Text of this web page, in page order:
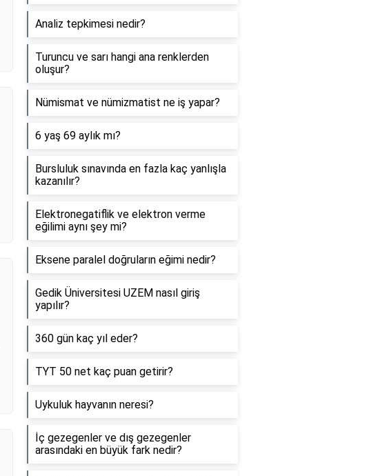
Analiz tepkimesi nedir?
Turuncu ve sarı hangi ana renklerden
oluşur?
Nümismat ve nümizmatist ne iş yapar?
6 yaş 69 aylık mı?
Bursluluk sınavında en fazla kaç yanlışla
kazanılır?
Elektronegatiflik ve elektron verme
eğilimi aynı şey mi?
Eksene paralel doğruların eğimi nedir?
Gedik Üniversitesi UZEM nasıl giriş
yapılır?
360 gün kaç yıl eder?
TYT 50 net kaç puan getirir?
Uykuluk hayvanın neresi?
İç gezegenler ve dış gezegenler
arasındaki en büyük fark nedir?